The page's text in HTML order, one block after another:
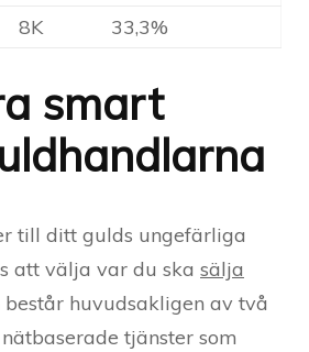
8K 33,3%
smart
till ditt gulds ungefärliga
att välja var du ska sälja
består huvudsakligen av två
tjänster som